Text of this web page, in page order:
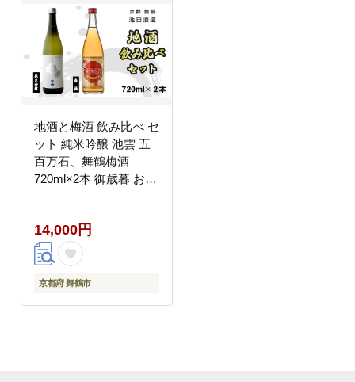
地酒と梅酒 飲み比べ セ
ット 純米吟醸 池雲 五
百万石、舞鶴梅酒
720ml×2本 御歳暮 お歳
京都 舞鶴 池田酒造 天
酒まつり
14,000円
京都府 舞鶴市